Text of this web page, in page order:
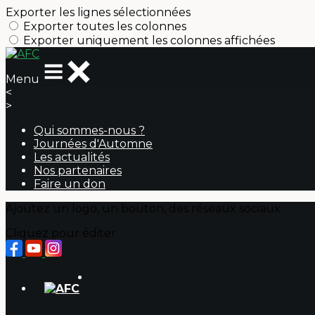
Exporter les lignes sélectionnées
Exporter toutes les colonnes
Exporter uniquement les colonnes affichées
Menu
<
>
Qui sommes-nous ?
Journées d'Automne
Les actualités
Nos partenaires
Faire un don